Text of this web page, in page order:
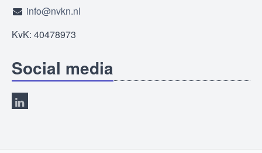
info@nvkn.nl
KvK: 40478973
Social media